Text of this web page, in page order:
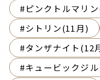
ピンクトルマリ
シトリン(11月)
タンザナイト(12
キュービックジ